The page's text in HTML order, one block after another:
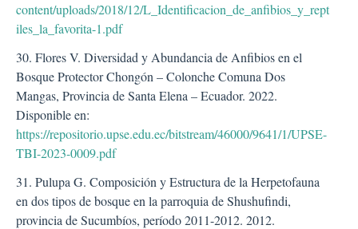
content/uploads/2018/12/L_Identificacion_de_anfibios_y_rept
iles_la_favorita-1.pdf
30. Flores V. Diversidad y Abundancia de Anfibios en el
Bosque Protector Chongón – Colonche Comuna Dos
Mangas, Provincia de Santa Elena – Ecuador. 2022.
Disponible en:
https://repositorio.upse.edu.ec/bitstream/46000/9641/1/UPSE-
TBI-2023-0009.pdf
31. Pulupa G. Composición y Estructura de la Herpetofauna
en dos tipos de bosque en la parroquia de Shushufindi,
provincia de Sucumbíos, período 2011-2012. 2012.